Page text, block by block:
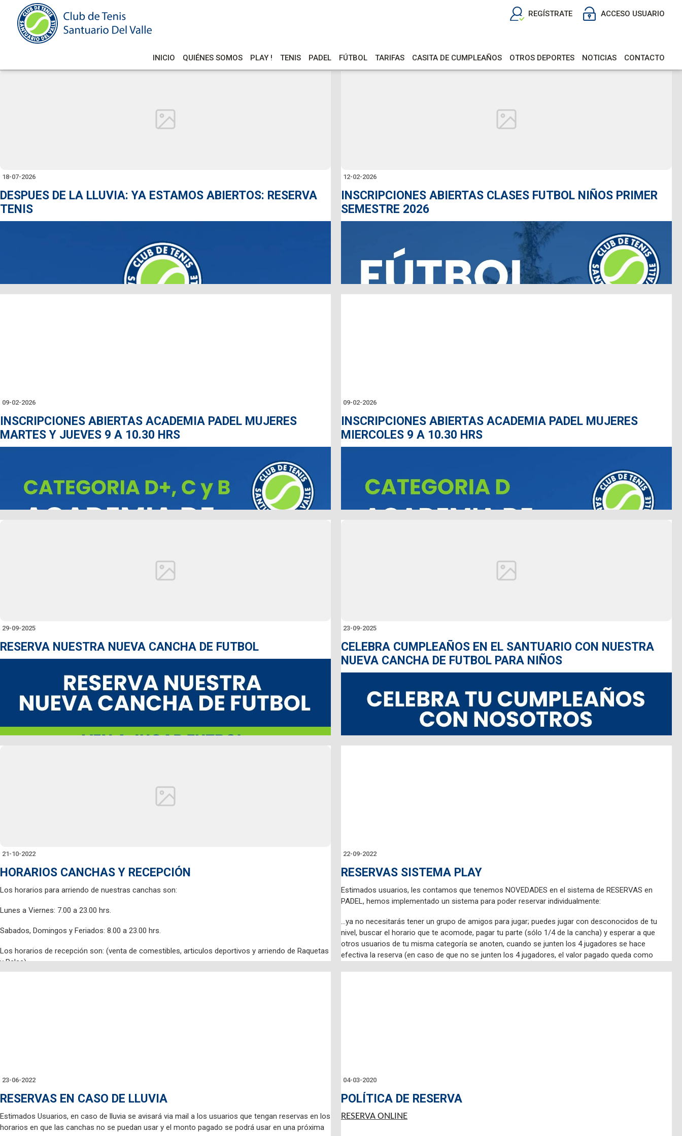
REGÍSTRATE ACCESO USUARIO
INICIO QUIÉNES SOMOS PLAY ! TENIS PADEL FÚTBOL TARIFAS CASITA DE CUMPLEAÑOS OTROS DEPORTES NOTICIAS CONTACTO
18-07-2026
DESPUES DE LA LLUVIA: YA ESTAMOS ABIERTOS: RESERVA
TENIS
12-02-2026
INSCRIPCIONES ABIERTAS CLASES FUTBOL NIÑOS PRIMER
SEMESTRE 2026
09-02-2026
INSCRIPCIONES ABIERTAS ACADEMIA PADEL MUJERES
MARTES Y JUEVES 9 A 10.30 HRS
09-02-2026
INSCRIPCIONES ABIERTAS ACADEMIA PADEL MUJERES
MIERCOLES 9 A 10.30 HRS
29-09-2025
RESERVA NUESTRA NUEVA CANCHA DE FUTBOL
23-09-2025
CELEBRA CUMPLEAÑOS EN EL SANTUARIO CON NUESTRA
NUEVA CANCHA DE FUTBOL PARA NIÑOS
21-10-2022
HORARIOS CANCHAS Y RECEPCIÓN
Los horarios para arriendo de nuestras canchas son:
Lunes a Viernes: 7.00 a 23.00 hrs.
Sabados, Domingos y Feriados: 8.00 a 23.00 hrs.
Los horarios de recepción son: (venta de comestibles, articulos deportivos y arriendo de Raquetas
y Palas)
Para mas noticias no olviden seguirnos en instagram @club_santuariodelvalle
22-09-2022
RESERVAS SISTEMA PLAY
Estimados usuarios, les contamos que tenemos NOVEDADES en el sistema de RESERVAS en
PADEL, hemos implementado un sistema para poder reservar individualmente:
...ya no necesitarás tener un grupo de amigos para jugar; puedes jugar con desconocidos de tu
nivel, buscar el horario que te acomode, pagar tu parte (sólo 1/4 de la cancha) y esperar a que
otros usuarios de tu misma categoría se anoten, cuando se junten los 4 jugadores se hace
efectiva la reserva (en caso de que no se junten los 4 jugadores, el valor pagado queda como
Las instrucciones para abrir una partida son las siguientes: (también puedes buscarlas en la
sección noticias de nuestra página web www.tenissantuario.cl o en nuestro IG
@club_santuariodelvalle)
23-06-2022
RESERVAS EN CASO DE LLUVIA
Estimados Usuarios, en caso de lluvia se avisará via mail a los usuarios que tengan reservas en los
horarios en que las canchas no se puedan usar y el monto pagado se podrá usar en una próxima
04-03-2020
POLÍTICA DE RESERVA
RESERVA ONLINE